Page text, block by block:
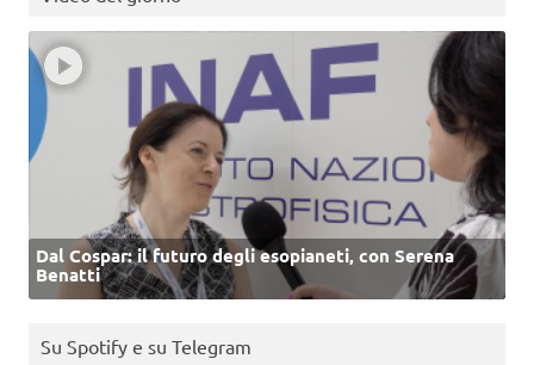
Dal Cospar: il futuro degli esopianeti, con Serena
Benatti
Su Spotify e su Telegram